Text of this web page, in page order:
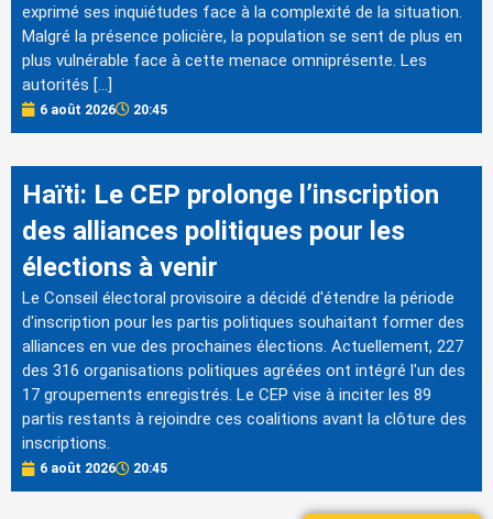
exprimé ses inquiétudes face à la complexité de la situation.
Malgré la présence policière, la population se sent de plus en
plus vulnérable face à cette menace omniprésente. Les
autorités […]
6 août 2026 20:45
Haïti: Le CEP prolonge l’inscription
des alliances politiques pour les
élections à venir
Le Conseil électoral provisoire a décidé d'étendre la période
d'inscription pour les partis politiques souhaitant former des
alliances en vue des prochaines élections. Actuellement, 227
des 316 organisations politiques agréées ont intégré l'un des
17 groupements enregistrés. Le CEP vise à inciter les 89
partis restants à rejoindre ces coalitions avant la clôture des
inscriptions.
6 août 2026 20:45